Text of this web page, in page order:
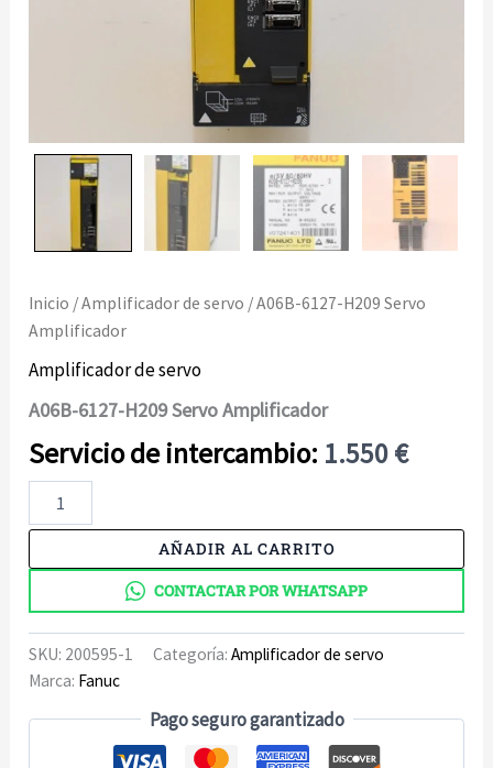
Inicio /Amplificador de servo / A06B-6127-H209 Servo
Amplificador
Amplificador de servo
A06B-6127-H209 Servo Amplificador
1.550€
6127-
H209
AÑADIR AL CARRITO
CONTACTAR POR WHATSAPP
SKU: 200595-1 Categoría:Amplificador de servo
Marca: Fanuc
Pago seguro garantizado